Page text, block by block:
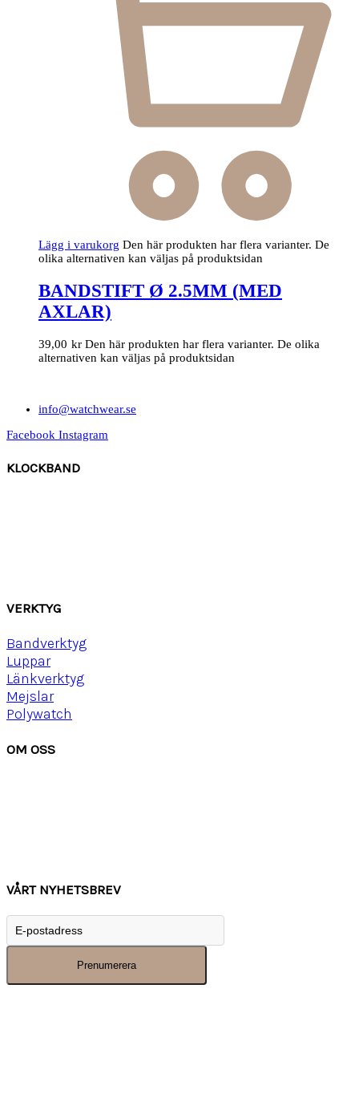
Lägg i varukorg Den här produkten har flera varianter. De
olika alternativen kan väljas på produktsidan
BANDSTIFT Ø 2.5MM (MED
AXLAR)
39,00 kr Den här produkten har flera varianter. De olika
alternativen kan väljas på produktsidan
info@watchwear.se
Facebook Instagram
KLOCKBAND
VERKTYG
Bandverktyg
Luppar
Länkverktyg
Mejslar
Polywatch
OM OSS
VÅRT NYHETSBREV